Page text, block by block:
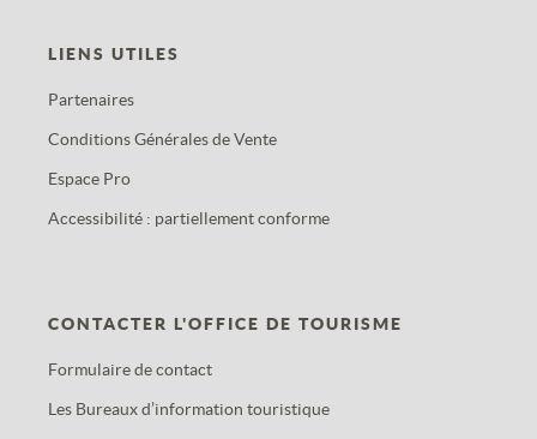
LIENS UTILES
Partenaires
Conditions Générales de Vente
Espace Pro
Accessibilité : partiellement conforme
CONTACTER L'OFFICE DE TOURISME
Formulaire de contact
Les Bureaux d’information touristique